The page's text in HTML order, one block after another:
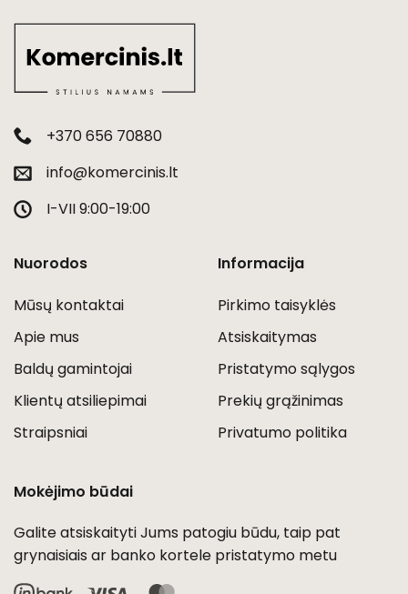
+370 656 70880
info@komercinis.lt
I-VII 9:00-19:00
Nuorodos
Mūsų kontaktai
Apie mus
Baldų gamintojai
Klientų atsiliepimai
Straipsniai
Informacija
Pirkimo taisyklės
Atsiskaitymas
Pristatymo sąlygos
Prekių grąžinimas
Privatumo politika
Mokėjimo būdai
Galite atsiskaityti Jums patogiu būdu, taip pat
grynaisiais ar banko kortele pristatymo metu